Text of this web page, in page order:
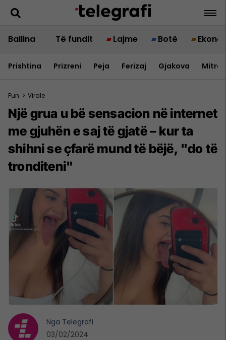
Ballina Të fundit Lajme Botë
Prishtina Prizreni Peja Ferizaj Gjakova
Fun > Virale
Një grua u bë sensacion në internet
me gjuhën e saj të gjatë – kur ta
shihni se çfarë mund të bëjë, "do të
tronditeni"
Nga Telegrafi
03/02/2024